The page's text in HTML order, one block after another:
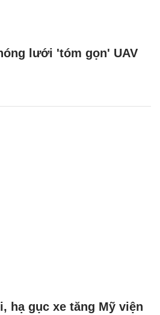
lưới 'tóm gọn' UAV
hạ gục xe tăng Mỹ viện